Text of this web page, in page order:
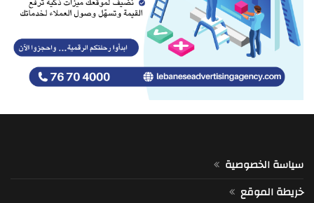
سياسة الخصوصية
خريطة الموقع